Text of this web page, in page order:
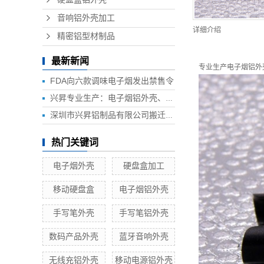
音响铝外壳加工
精密铝型材制品
最新新闻
FDA向六款调味电子烟发出禁售令
兴昇专业生产：电子烟铝外壳、电子烟外壳、HUB铝外壳、移动电源外壳、无线充铝外壳等铝制品外壳
深圳市兴昇铝制品有限公司搬迁联络函
热门关键词
电子烟外壳 硬盘盒加工
移动硬盘盒 电子烟铝外壳
手写笔外壳 手写笔铝外壳
数码产品外壳 蓝牙音响外壳
无线充铝外壳 移动电源铝外壳
详细介绍
专业生产电子烟铝